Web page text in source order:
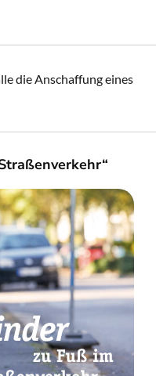
die Anschaffung eines